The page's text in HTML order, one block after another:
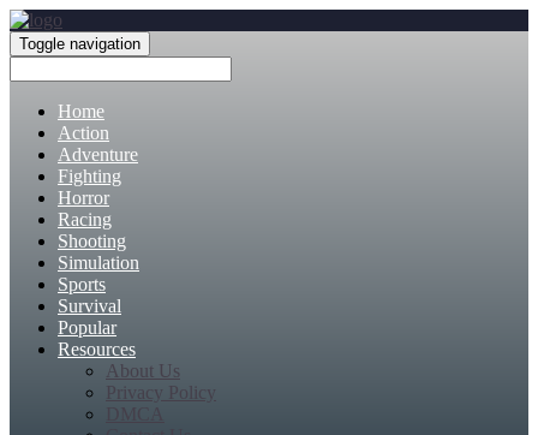
Toggle navigation
Home
Action
Adventure
Fighting
Horror
Racing
Shooting
Simulation
Sports
Survival
Popular
Resources
About Us
Privacy Policy
DMCA